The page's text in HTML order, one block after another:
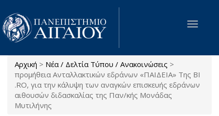
Παράκαμψη προς το κυρίως περιεχόμενο
Toggle
Είστε εδώ
Αρχική > Νέα / Δελτία Τύπου / Ανακοινώσεις >
προμήθεια Ανταλλακτικών εδράνων «ΠΑΙΔΕΙΑ» Της BI
.RO, για την κάλυψη των αναγκών επισκευής εδράνων
αιθουσών διδασκαλίας της Παν/κής Μονάδας
Μυτιλήνης